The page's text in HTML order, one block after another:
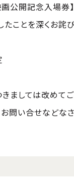
公開記念入場券
ことを深くお詫
ましては改めて
問い合せなどな